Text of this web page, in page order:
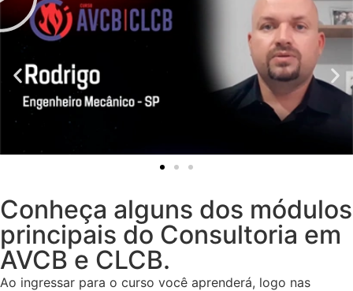
Conheça alguns dos módulos
principais do Consultoria em
AVCB e CLCB.
Ao ingressar para o curso você aprenderá, logo nas